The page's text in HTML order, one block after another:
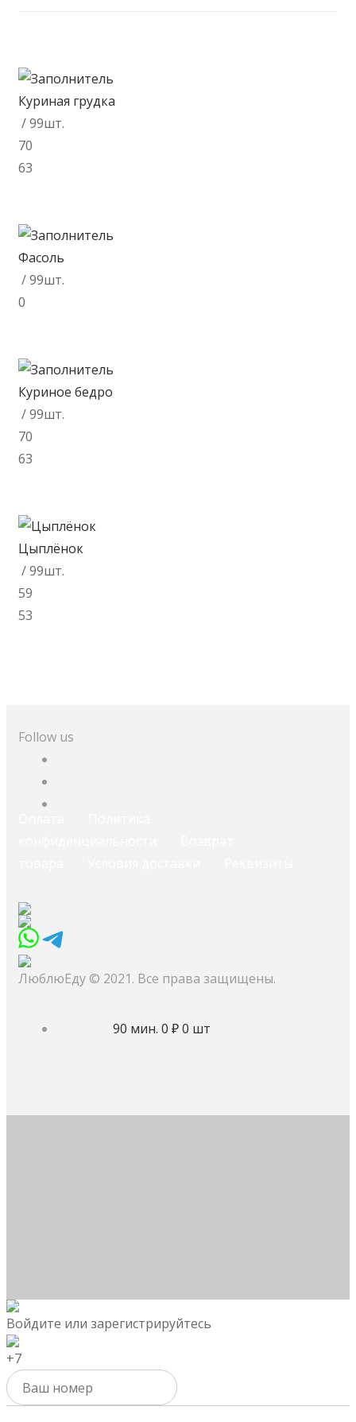
Куриная грудка
/ 99шт.
70
63
Фасоль
/ 99шт.
0
Куриное бедро
/ 99шт.
70
63
Цыплёнок
/ 99шт.
59
53
Follow us
ЛюблюЕду © 2021. Все права защищены.
90 мин. 0 ₽0 шт
Войдите или зарегистрируйтесь
+7